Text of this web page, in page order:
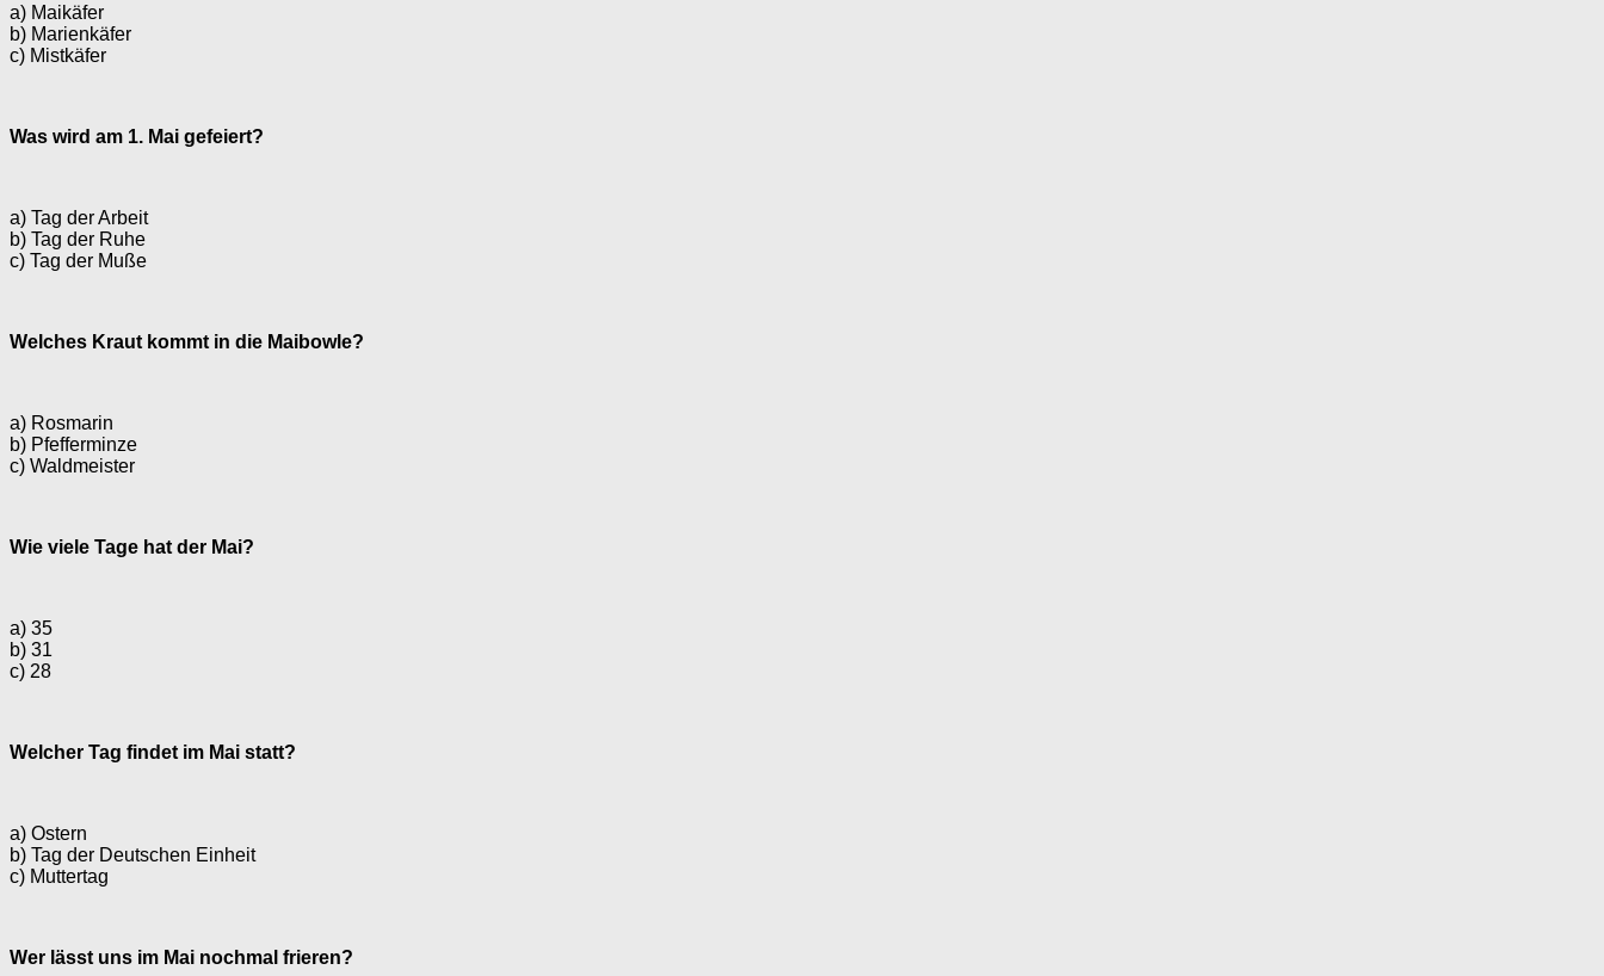
a) Maikäfer
b) Marienkäfer
c) Mistkäfer
Was wird am 1. Mai gefeiert?
a) Tag der Arbeit
b) Tag der Ruhe
c) Tag der Muße
Welches Kraut kommt in die Maibowle?
a) Rosmarin
b) Pfefferminze
c) Waldmeister
Wie viele Tage hat der Mai?
a) 35
b) 31
c) 28
Welcher Tag findet im Mai statt?
a) Ostern
b) Tag der Deutschen Einheit
c) Muttertag
Wer lässt uns im Mai nochmal frieren?